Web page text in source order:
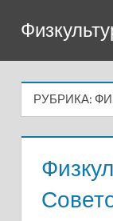
содержимому
РУБРИКА: